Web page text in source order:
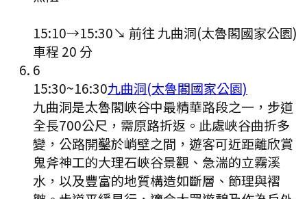
15:10→15:30↘ 前往 九曲洞(太魯閣國家公園)
車程 20 分
6
15:30~16:30九曲洞(太魯閣國家公園)
九曲洞是太魯閣峽谷中最精華路段之一，步道
全長700公尺，需原路折返。此處峽谷曲折多
變，公路開鑿於峭壁之間，遊客可近距離欣賞
鬼斧神工的大理石峽谷景觀、急湍的立霧溪
水，以及豐富的地質構造如斷層、節理與褶